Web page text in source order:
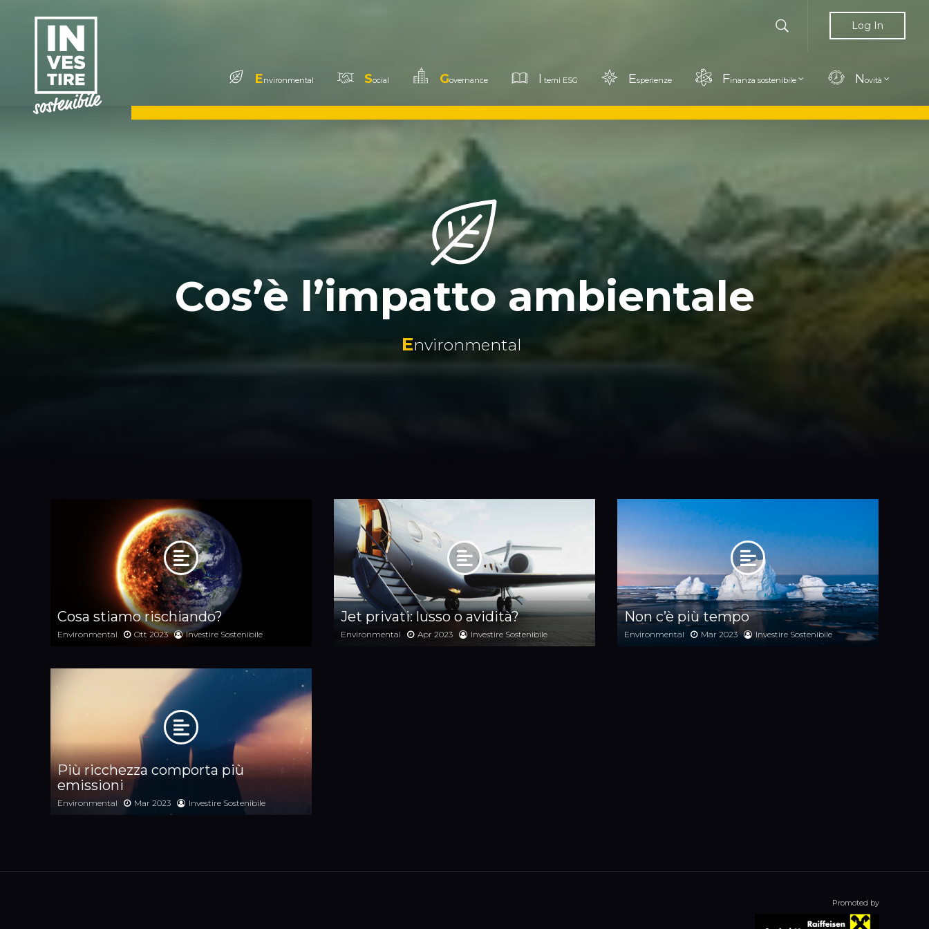
Log In
Environmental Social Governance I temi ESG Esperienze Finanza sostenibile Novità
Cos’è l’impatto ambientale
Environmental
Cosa stiamo rischiando?
Environmental Ott 2023 Investire Sostenibile
Jet privati: lusso o avidità?
Environmental Apr 2023 Investire Sostenibile
Non c’è più tempo
Environmental Mar 2023 Investire Sostenibile
Più ricchezza comporta più
emissioni
Environmental Mar 2023 Investire Sostenibile
Promoted by